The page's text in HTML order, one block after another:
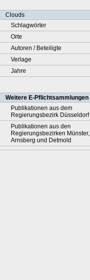
Clouds
Schlagwörter
Orte
Autoren / Beteiligte
Verlage
Jahre
Weitere E-Pflichtsammlungen
Publikationen aus dem
Regierungsbezirk Düsseldorf
Publikationen aus den
Regierungsbezirken Münster,
Arnsberg und Detmold